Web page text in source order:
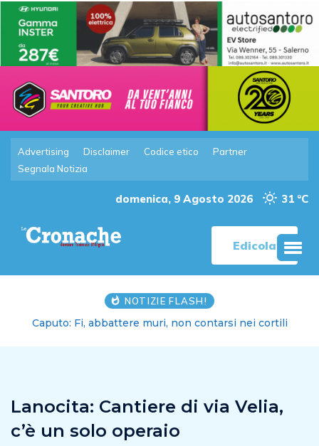
Advertising Disclaimer Codice etico
Partner
Segnala Notizia
domenica, 9 Agosto 2026 31 °C
Edicola
NOTIZIE FLASH!
Caputo: Fi, abbattere muri, non contarsi nei cortili
Lanocita: Cantiere di via Velia,
c’è un solo operaio